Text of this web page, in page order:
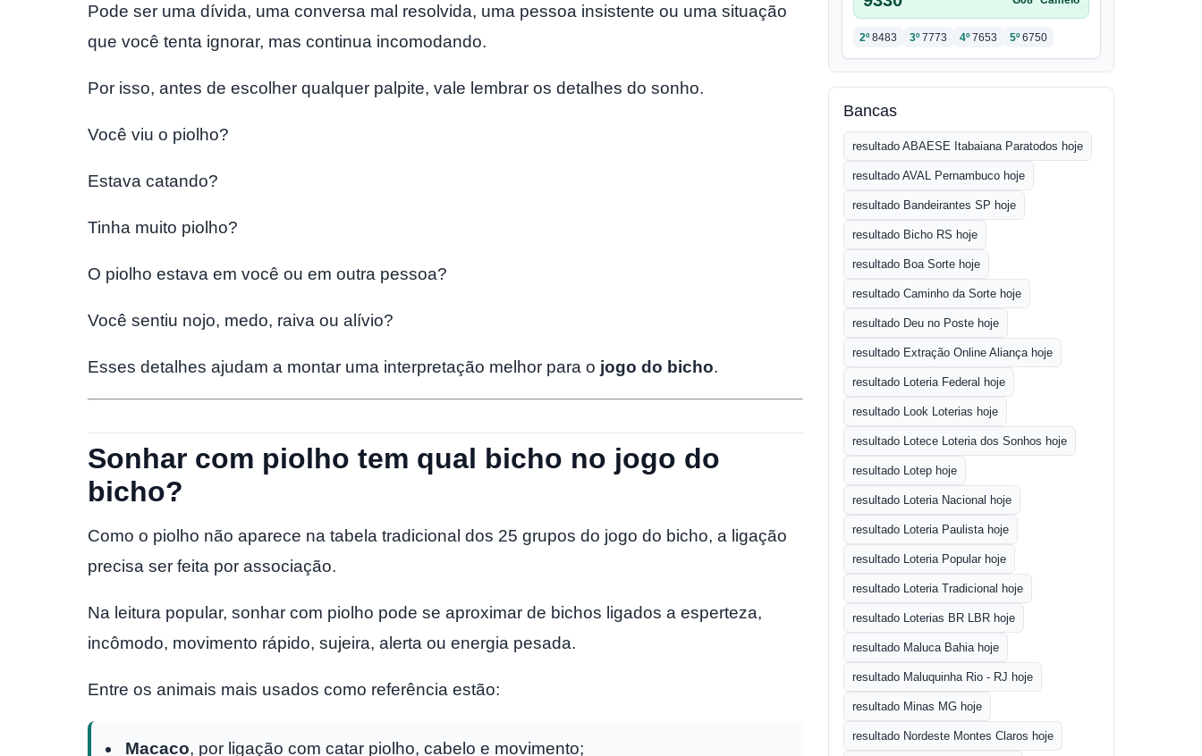
Pode ser uma dívida, uma conversa mal resolvida, uma pessoa insistente ou uma situação
que você tenta ignorar, mas continua incomodando.
Por isso, antes de escolher qualquer palpite, vale lembrar os detalhes do sonho.
Você viu o piolho?
Estava catando?
Tinha muito piolho?
O piolho estava em você ou em outra pessoa?
Você sentiu nojo, medo, raiva ou alívio?
Esses detalhes ajudam a montar uma interpretação melhor para o jogo do bicho.
Sonhar com piolho tem qual bicho no jogo do
bicho?
Como o piolho não aparece na tabela tradicional dos 25 grupos do jogo do bicho, a ligação
precisa ser feita por associação.
Na leitura popular, sonhar com piolho pode se aproximar de bichos ligados a esperteza,
incômodo, movimento rápido, sujeira, alerta ou energia pesada.
Entre os animais mais usados como referência estão:
Macaco, por ligação com catar piolho, cabelo e movimento;
2º 8483 3º 7773 4º 7653 5º 6750
Bancas
resultado ABAESE Itabaiana Paratodos hoje
resultado AVAL Pernambuco hoje
resultado Bandeirantes SP hoje
resultado Bicho RS hoje
resultado Boa Sorte hoje
resultado Caminho da Sorte hoje
resultado Deu no Poste hoje
resultado Extração Online Aliança hoje
resultado Loteria Federal hoje
resultado Look Loterias hoje
resultado Lotece Loteria dos Sonhos hoje
resultado Lotep hoje
resultado Loteria Nacional hoje
resultado Loteria Paulista hoje
resultado Loteria Popular hoje
resultado Loteria Tradicional hoje
resultado Loterias BR LBR hoje
resultado Maluca Bahia hoje
resultado Maluquinha Rio - RJ hoje
resultado Minas MG hoje
resultado Nordeste Montes Claros hoje